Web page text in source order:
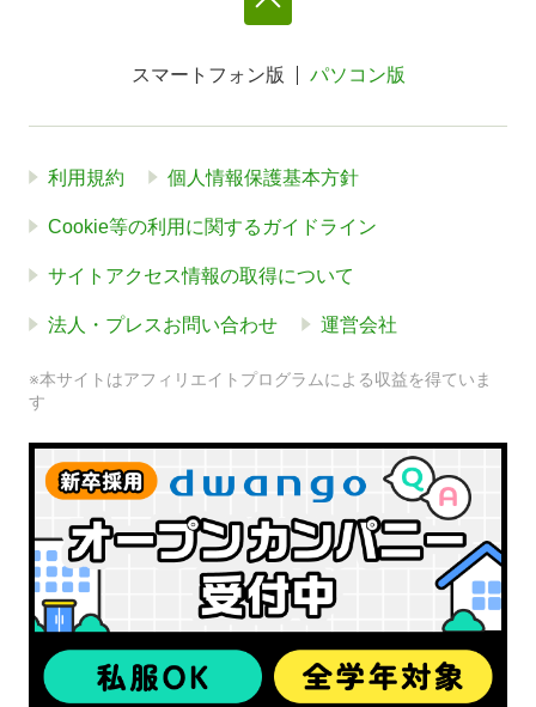
スマートフォン版 パソコン版
利用規約 個人情報保護基本方針
Cookie等の利用に関するガイドライン
サイトアクセス情報の取得について
法人・プレスお問い合わせ 運営会社
※本サイトはアフィリエイトプログラムによる収益を得ていま
す